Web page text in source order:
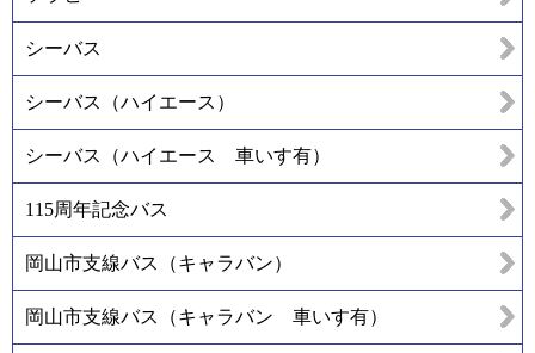
シーバス
シーバス（ハイエース）
シーバス（ハイエース 車いす有）
115周年記念バス
岡山市支線バス（キャラバン）
岡山市支線バス（キャラバン 車いす有）